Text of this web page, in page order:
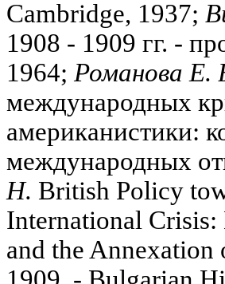
Cambridge, 1937;
1908 - 1909 гг. -
1964; Романова Е.
международных
американистики:
международных
H. British Policy
International
and the